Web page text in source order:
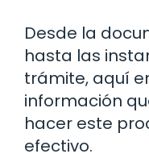
Desde la
hasta las
trámite, aquí
información
hacer este
efectivo.